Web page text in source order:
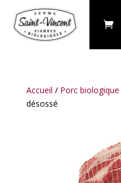
Accueil / Porc biologique
désossé